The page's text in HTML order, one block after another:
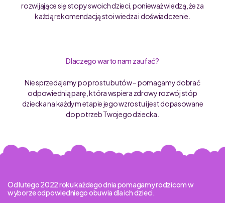
rozwijające się stopy swoich dzieci, ponieważ wiedzą, że za
każdą rekomendacją stoi wiedza i doświadczenie.
Dlaczego warto nam zaufać?
Nie sprzedajemy po prostu butów – pomagamy dobrać
odpowiednią parę, która wspiera zdrowy rozwój stóp
dziecka na każdym etapie jego wzrostu i jest dopasowane
do potrzeb Twojego dziecka.
Od lutego 2022 roku każdego dnia pomagamy rodzicom w
wyborze odpowiedniego obuwia dla ich dzieci.